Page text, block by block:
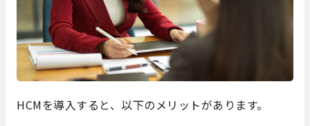
HCMを導入すると、以下のメリットがあります。